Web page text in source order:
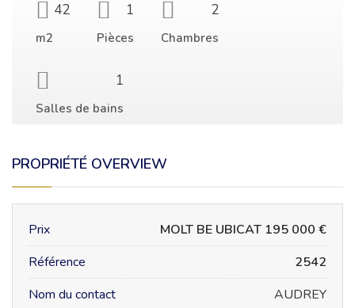
42
m2
1
Pièces
2
Chambres
1
Salles de bains
PROPRIÉTÉ OVERVIEW
Prix
MOLT BE UBICAT 195 000 €
Référence
2542
Nom du contact
AUDREY